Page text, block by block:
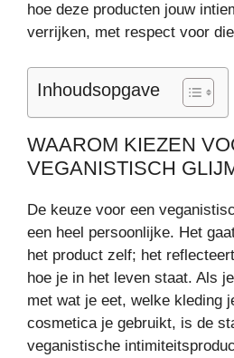
hoe deze producten jouw
verrijken, met respect voor
Inhoudsopgave
WAAROM KIEZEN
VEGANISTISCH
De keuze voor een
een heel persoonlijke. Het
het product zelf; het
hoe je in het leven staat. Als
met wat je eet, welke kleding
cosmetica je gebruikt, is de
veganistische